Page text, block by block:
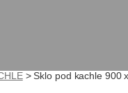
>Sklo pod kachle 900